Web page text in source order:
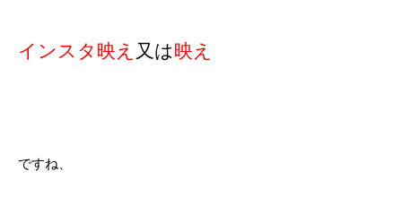
インスタ映え 又は映え
ですね、